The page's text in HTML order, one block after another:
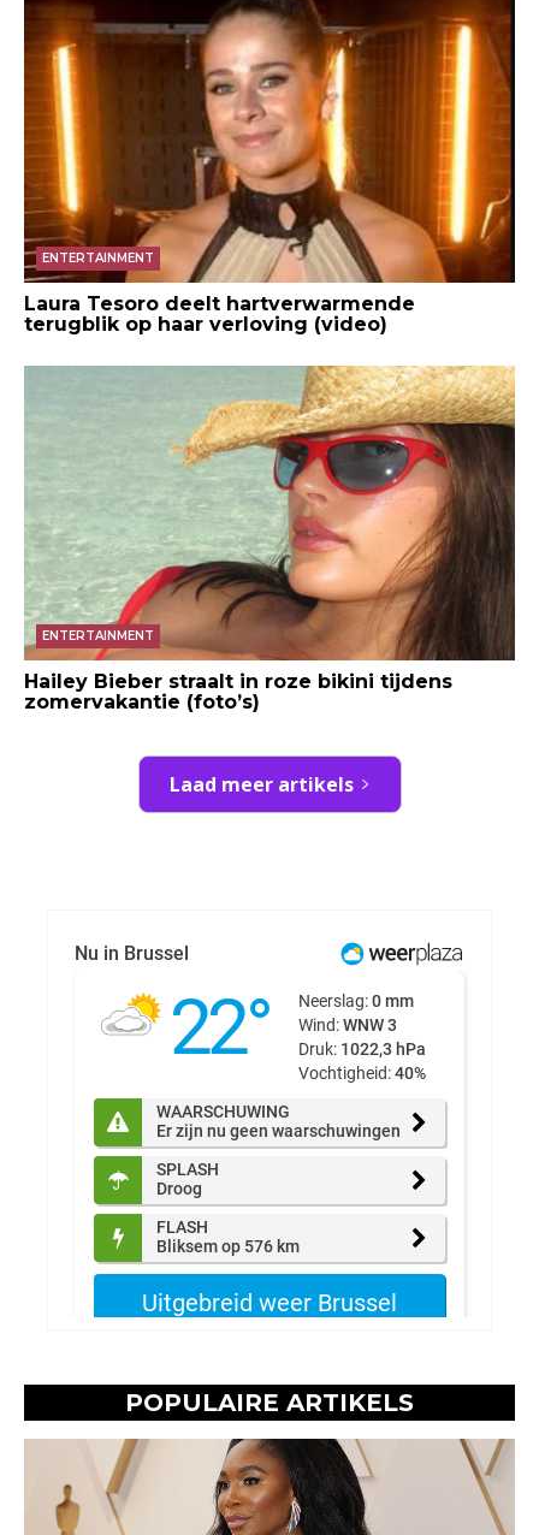
ENTERTAINMENT
Laura Tesoro deelt hartverwarmende
terugblik op haar verloving (video)
ENTERTAINMENT
Hailey Bieber straalt in roze bikini tijdens
zomervakantie (foto’s)
Laad meer artikels
POPULAIRE ARTIKELS